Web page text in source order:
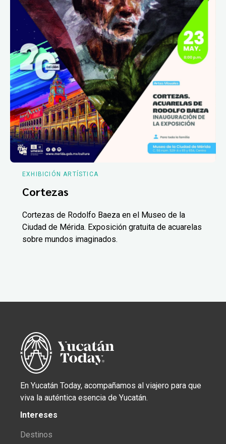
EXHIBICIÓN ARTÍSTICA
Cortezas
Cortezas de Rodolfo Baeza en el Museo de la
Ciudad de Mérida. Exposición gratuita de acuarelas
sobre mundos imaginados.
En Yucatán Today, acompañamos al viajero para que
viva la auténtica esencia de Yucatán.
Intereses
Destinos